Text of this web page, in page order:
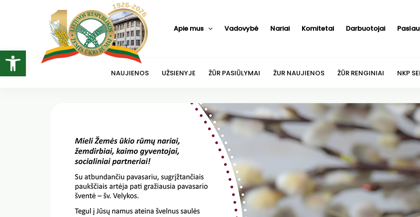
Open toolbar
Apie mus Vadovybė Nariai Komitetai Darbuotojai
NAUJIENOS UŽSIENYJE ŽŪR PASIŪLYMAI ŽUR NAUJIENOS ŽŪR RENGINIAI NKP